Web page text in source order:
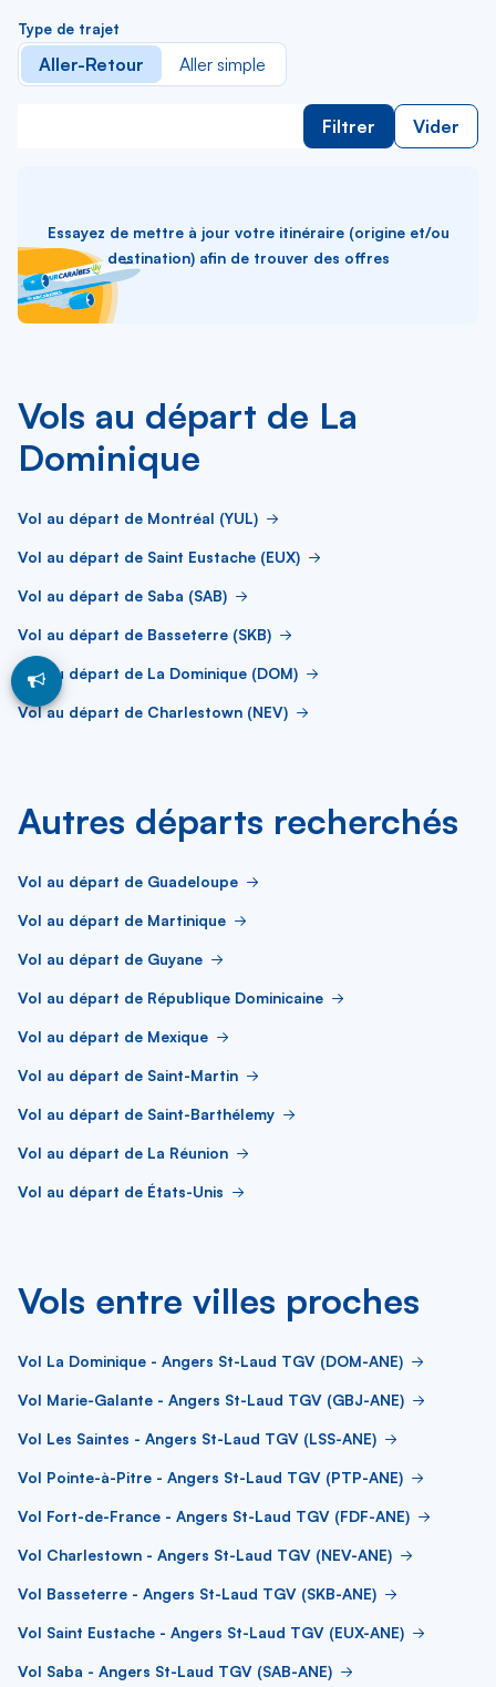
Type de trajet
Aller-Retour Aller simple
Filtrer Vider
Essayez de mettre à jour votre itinéraire (origine et/ou
destination) afin de trouver des offres
Vols au départ de La
Dominique
Vol au départ de Montréal (YUL)
Vol au départ de Saint Eustache (EUX)
Vol au départ de Saba (SAB)
Vol au départ de Basseterre (SKB)
Vol au départ de La Dominique (DOM)
Vol au départ de Charlestown (NEV)
Autres départs recherchés
Vol au départ de Guadeloupe
Vol au départ de Martinique
Vol au départ de Guyane
Vol au départ de République Dominicaine
Vol au départ de Mexique
Vol au départ de Saint-Martin
Vol au départ de Saint-Barthélemy
Vol au départ de La Réunion
Vol au départ de États-Unis
Vols entre villes proches
Vol La Dominique - Angers St-Laud TGV (DOM-ANE)
Vol Marie-Galante - Angers St-Laud TGV (GBJ-ANE)
Vol Les Saintes - Angers St-Laud TGV (LSS-ANE)
Vol Pointe-à-Pitre - Angers St-Laud TGV (PTP-ANE)
Vol Fort-de-France - Angers St-Laud TGV (FDF-ANE)
Vol Charlestown - Angers St-Laud TGV (NEV-ANE)
Vol Basseterre - Angers St-Laud TGV (SKB-ANE)
Vol Saint Eustache - Angers St-Laud TGV (EUX-ANE)
Vol Saba - Angers St-Laud TGV (SAB-ANE)